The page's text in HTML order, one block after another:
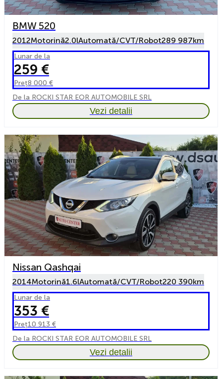
BMW 520
2012Motorină2.0lAutomată/CVT/Robot289 987km
Lunar de la
259 €
Preț8 000 €
De la ROCKI STAR EOR AUTOMOBILE SRL
Vezi detalii
Nissan Qashqai
2014Motorină1.6lAutomată/CVT/Robot220 390km
Lunar de la
353 €
Preț10 913 €
De la ROCKI STAR EOR AUTOMOBILE SRL
Vezi detalii